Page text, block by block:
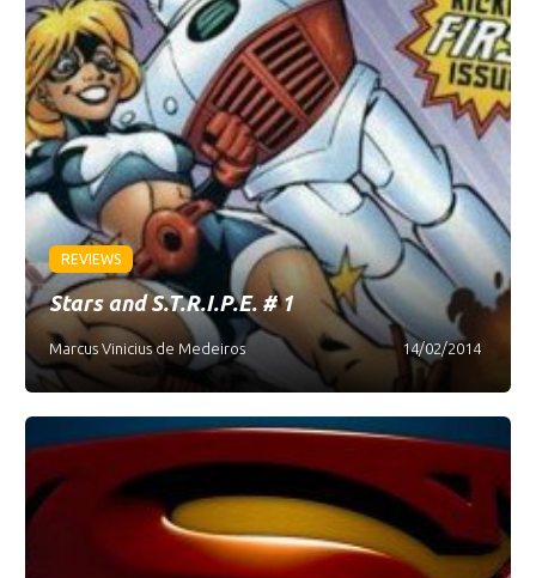
REVIEWS
Stars and S.T.R.I.P.E. # 1
Marcus Vinicius de Medeiros 14/02/2014